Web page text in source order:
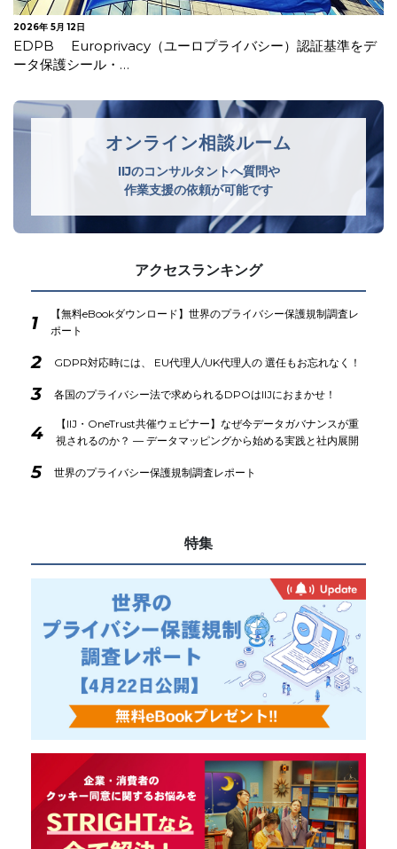
2026年 5月 12日
EDPB Europrivacy（ユーロプライバシー）認証基準をデ
ータ保護シール・…
オンライン相談ルーム
IIJのコンサルタントへ質問や
作業支援の依頼が可能です
アクセスランキング
1
【無料eBookダウンロード】世界のプライバシー保護規制調査レ
ポート
2 GDPR対応時には、 EU代理人/UK代理人の 選任もお忘れなく！
3 各国のプライバシー法で求められるDPOはIIJにおまかせ！
4
【IIJ・OneTrust共催ウェビナー】なぜ今データガバナンスが重
視されるのか？ ― データマッピングから始める実践と社内展開
5 世界のプライバシー保護規制調査レポート
特集